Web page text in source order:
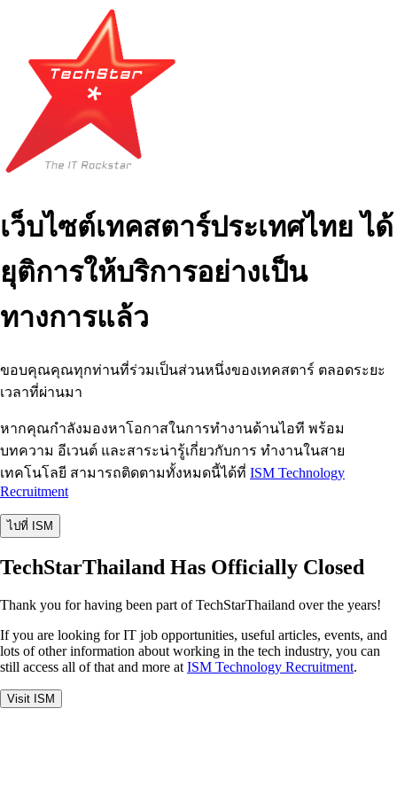
เว็บไซต์เทคสตาร์ประเทศไทย ได้
ยุติการให้บริการอย่างเป็น
ทางการแล้ว
ขอบคุณคุณทุกท่านที่ร่วมเป็นส่วนหนึ่งของเทคสตาร์ ตลอดระยะ
เวลาที่ผ่านมา
หากคุณกำลังมองหาโอกาสในการทำงานด้านไอที พร้อม
บทความ อีเวนต์ และสาระน่ารู้เกี่ยวกับการ ทำงานในสาย
เทคโนโลยี สามารถติดตามทั้งหมดนี้ได้ที่ ISM Technology
Recruitment
ไปที่ ISM
TechStarThailand Has Officially Closed
Thank you for having been part of TechStarThailand over the years!
If you are looking for IT job opportunities, useful articles, events, and
lots of other information about working in the tech industry, you can
still access all of that and more at ISM Technology Recruitment.
Visit ISM